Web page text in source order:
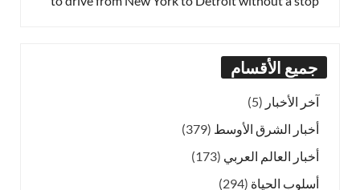
جميع الأقسام
آخر الأخبار (5)
أخبار الشرق الأوسط (379)
أخبار العالم العربي (173)
أسلوب الحياة (294)